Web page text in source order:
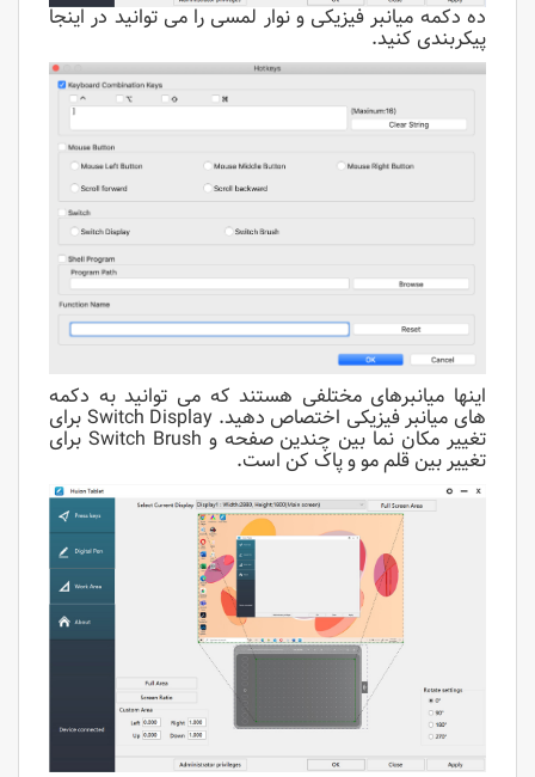
ده دکمه میانبر فیزیکی و نوار لمسی را می توانید در اینجا
پیکربندی کنید.
اینها میانبرهای مختلفی هستند که می توانید به دکمه
های میانبر فیزیکی اختصاص دهید. Switch Display برای
تغییر مکان نما بین چندین صفحه و Switch Brush برای
تغییر بین قلم مو و پاک کن است.